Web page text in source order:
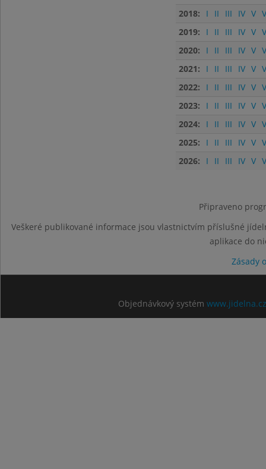
2018:
I II III IV V
2019:
I II III IV V
2020:
I II III IV V
2021:
I II III IV V
2022:
I II III IV V
2023:
I II III IV V
2024:
I II III IV V
2025:
I II III IV V
2026:
I II III IV V
Připraveno
Veškeré publikované informace jsou vlastnictvím příslušné
aplikace do
Zásady
Objednávkový systém www.jidelna.cz